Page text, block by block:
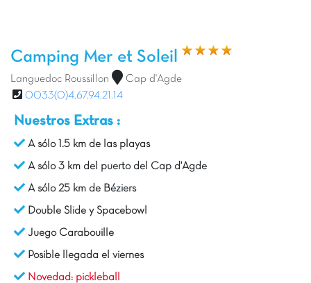
Camping Mer et Soleil
Languedoc Roussillon
Cap d'Agde
0033(0)4.67.94.21.14
Nuestros Extras :
A sólo 1.5 km de las playas
A sólo 3 km del puerto del Cap d'Agde
A sólo 25 km de Béziers
Double Slide y Spacebowl
Juego Carabouille
Posible llegada el viernes
Novedad: pickleball